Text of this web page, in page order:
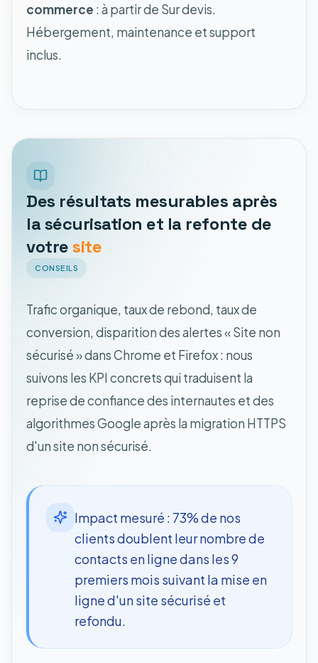
commerce : à partir de Sur devis.
Hébergement, maintenance et support
inclus.
Des résultats mesurables après
la sécurisation et la refonte de
votresite
CONSEILS
Trafic organique, taux de rebond, taux de
conversion, disparition des alertes « Site non
sécurisé » dans Chrome et Firefox : nous
suivons les KPI concrets qui traduisent la
reprise de confiance des internautes et des
algorithmes Google après la migration HTTPS
d'un site non sécurisé.
Impact mesuré : 73% de nos
clients doublent leur nombre de
contacts en ligne dans les 9
premiers mois suivant la mise en
ligne d'un site sécurisé et
refondu.